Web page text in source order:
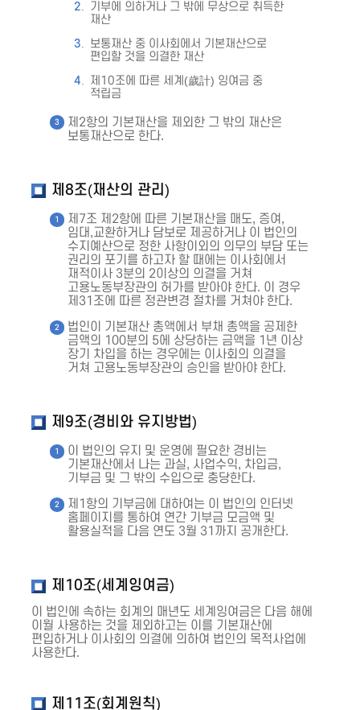
기부에 의하거나 그 밖에 무상으로 취득한
재산
보통재산 중 이사회에서 기본재산으로
편입할 것을 의결한 재산
제10조에 따른 세계(歲計) 잉여금 중
적립금
제2항의 기본재산을 제외한 그 밖의 재산은
보통재산으로 한다.
제8조(재산의 관리)
제7조 제2항에 따른 기본재산을 매도, 증여,
임대,교환하거나 담보로 제공하거나 이 법인의
수지예산으로 정한 사항이외의 의무의 부담 또는
권리의 포기를 하고자 할 때에는 이사회에서
재적이사 3분의 2이상의 의결을 거쳐
고용노동부장관의 허가를 받아야 한다. 이 경우
제31조에 따른 정관변경 절차를 거쳐야 한다.
법인이 기본재산 총액에서 부채 총액을 공제한
금액의 100분의 5에 상당하는 금액을 1년 이상
장기 차입을 하는 경우에는 이사회의 의결을
거쳐 고용노동부장관의 승인을 받아야 한다.
제9조(경비와 유지방법)
이 법인의 유지 및 운영에 필요한 경비는
기본재산에서 나는 과실, 사업수익, 차입금,
기부금 및 그 밖의 수입으로 충당한다.
제1항의 기부금에 대하여는 이 법인의 인터넷
홈페이지를 통하여 연간 기부금 모금액 및
활용실적을 다음 연도 3월 31까지 공개한다.
제10조(세계잉여금)
이 법인에 속하는 회계의 매년도 세계잉여금은 다음 해에
이월 사용하는 것을 제외하고는 이를 기본재산에
편입하거나 이사회의 의결에 의하여 법인의 목적사업에
사용한다.
제11조(회계원칙)